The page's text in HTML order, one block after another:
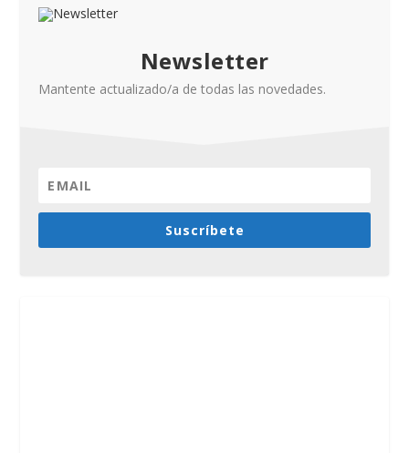
Newsletter
Mantente actualizado/a de todas las novedades.
Suscríbete